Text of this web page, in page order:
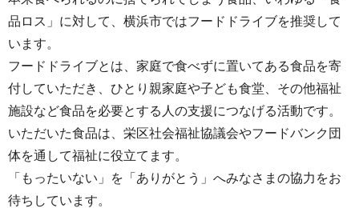
品ロス」に対して、横浜市ではフードドライブを推奨して
います。
フードドライブとは、家庭で食べずに置いてある食品を寄
付していただき、ひとり親家庭や子ども食堂、その他福祉
施設など食品を必要とする人の支援につなげる活動です。
いただいた食品は、栄区社会福祉協議会やフードバンク団
体を通して福祉に役立てます。
「もったいない」を「ありがとう」へみなさまの協力をお
待ちしています。